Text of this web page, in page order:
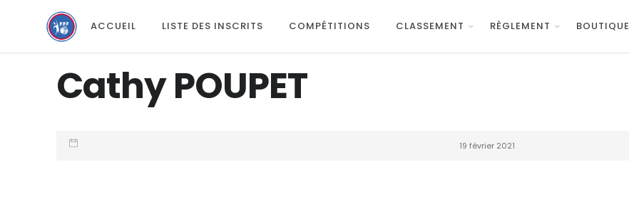
ACCUEIL LISTE DES INSCRITS COMPÉTITIONS CLASSEMENT RÈGLEMENT BOUTIQUE
Cathy POUPET
19 février 2021